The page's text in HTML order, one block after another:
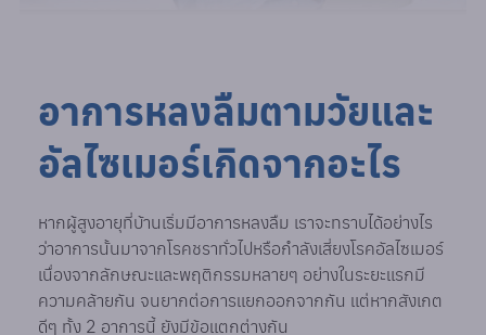
อาการหลงลืมตามวัยและ
อัลไซเมอร์เกิดจากอะไร
หากผู้สูงอายุที่บ้านเริ่มมีอาการหลงลืม เราจะทราบได้อย่างไร
ว่าอาการนั้นมาจากโรคชราทั่วไปหรือกำลังเสี่ยงโรคอัลไซเมอร์
เนื่องจากลักษณะและพฤติกรรมหลายๆ อย่างในระยะแรกมี
ความคล้ายกัน จนยากต่อการแยกออกจากกัน แต่หากสังเกต
ดีๆ ทั้ง 2 อาการนี้ ยังมีข้อแตกต่างกัน